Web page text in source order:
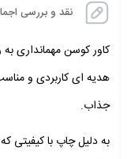
نقد و بررسی
هدیه ای کاربردی و
جذاب.
به دلیل چاپ با کیفیتی